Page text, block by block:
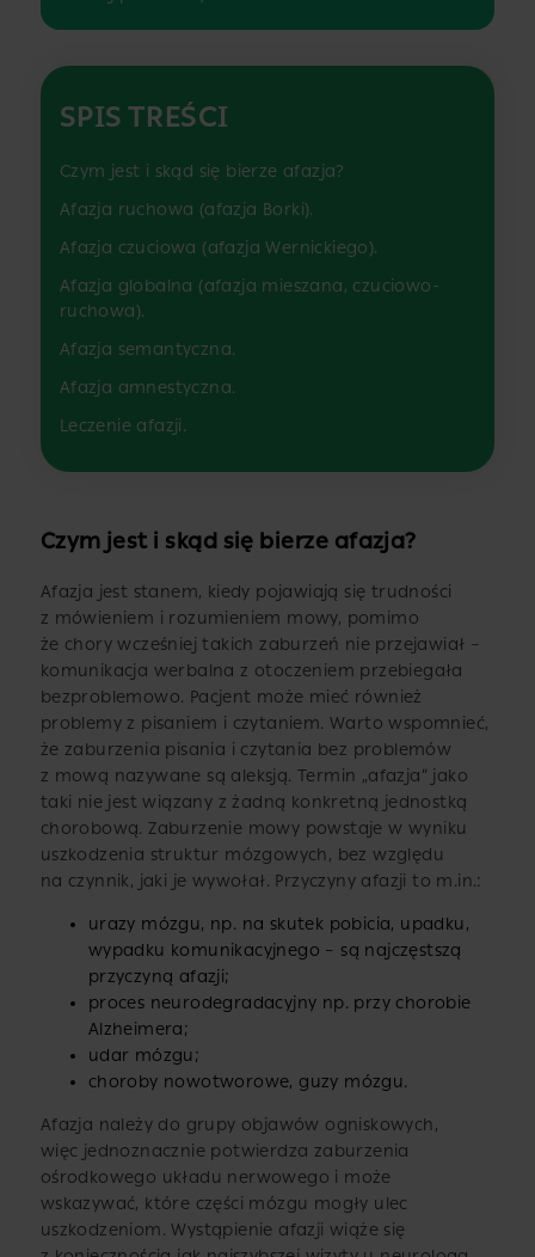
SPIS TREŚCI
Czym jest i skąd się bierze afazja?
Afazja ruchowa (afazja Borki).
Afazja czuciowa (afazja Wernickiego).
Afazja globalna (afazja mieszana, czuciowo-
ruchowa).
Afazja semantyczna.
Afazja amnestyczna.
Leczenie afazji.
Czym jest i skąd się bierze afazja?
Afazja jest stanem, kiedy pojawiają się trudności
z mówieniem i rozumieniem mowy, pomimo
że chory wcześniej takich zaburzeń nie przejawiał –
komunikacja werbalna z otoczeniem przebiegała
bezproblemowo. Pacjent może mieć również
problemy z pisaniem i czytaniem. Warto wspomnieć,
że zaburzenia pisania i czytania bez problemów
z mową nazywane są aleksją. Termin „afazja” jako
taki nie jest wiązany z żadną konkretną jednostką
chorobową. Zaburzenie mowy powstaje w wyniku
uszkodzenia struktur mózgowych, bez względu
na czynnik, jaki je wywołał. Przyczyny afazji to m.in.:
urazy mózgu, np. na skutek pobicia, upadku,
wypadku komunikacyjnego – są najczęstszą
przyczyną afazji;
proces neurodegradacyjny np. przy chorobie
Alzheimera;
udar mózgu;
choroby nowotworowe, guzy mózgu.
Afazja należy do grupy objawów ogniskowych,
więc jednoznacznie potwierdza zaburzenia
ośrodkowego układu nerwowego i może
wskazywać, które części mózgu mogły ulec
uszkodzeniom. Wystąpienie afazji wiąże się